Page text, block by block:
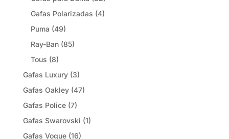
Gafas Polarizadas (4)
Puma (49)
Ray-Ban (85)
Tous (8)
Gafas Luxury (3)
Gafas Oakley (47)
Gafas Police (7)
Gafas Swarovski (1)
Gafas Vogue (16)